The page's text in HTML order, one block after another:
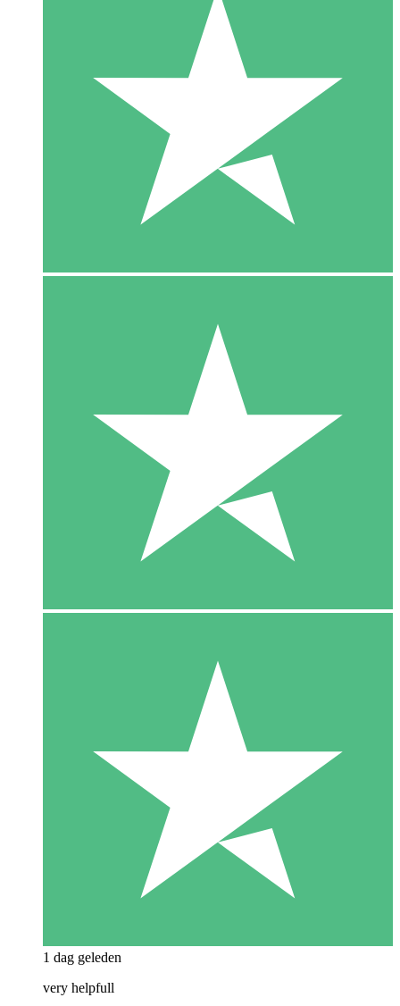
1 dag geleden
very helpfull